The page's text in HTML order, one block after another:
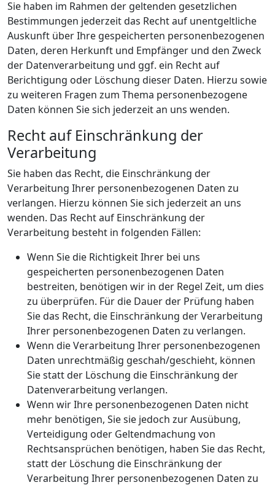
Sie haben im Rahmen der geltenden gesetzlichen
Bestimmungen jederzeit das Recht auf unentgeltliche
Auskunft über Ihre gespeicherten personenbezogenen
Daten, deren Herkunft und Empfänger und den Zweck
der Datenverarbeitung und ggf. ein Recht auf
Berichtigung oder Löschung dieser Daten. Hierzu sowie
zu weiteren Fragen zum Thema personenbezogene
Daten können Sie sich jederzeit an uns wenden.
Recht auf Einschränkung der
Verarbeitung
Sie haben das Recht, die Einschränkung der
Verarbeitung Ihrer personenbezogenen Daten zu
verlangen. Hierzu können Sie sich jederzeit an uns
wenden. Das Recht auf Einschränkung der
Verarbeitung besteht in folgenden Fällen:
Wenn Sie die Richtigkeit Ihrer bei uns
gespeicherten personenbezogenen Daten
bestreiten, benötigen wir in der Regel Zeit, um dies
zu überprüfen. Für die Dauer der Prüfung haben
Sie das Recht, die Einschränkung der Verarbeitung
Ihrer personenbezogenen Daten zu verlangen.
Wenn die Verarbeitung Ihrer personenbezogenen
Daten unrechtmäßig geschah/geschieht, können
Sie statt der Löschung die Einschränkung der
Datenverarbeitung verlangen.
Wenn wir Ihre personenbezogenen Daten nicht
mehr benötigen, Sie sie jedoch zur Ausübung,
Verteidigung oder Geltendmachung von
Rechtsansprüchen benötigen, haben Sie das Recht,
statt der Löschung die Einschränkung der
Verarbeitung Ihrer personenbezogenen Daten zu